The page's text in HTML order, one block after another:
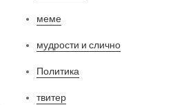
меме
мудрости и слично
Политика
твитер